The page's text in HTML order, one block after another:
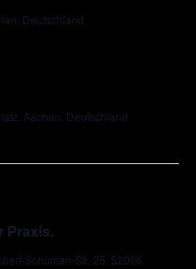
Deutschland
Aachen, Deutschland
Praxis.
Schuman-Str. 25, 52066